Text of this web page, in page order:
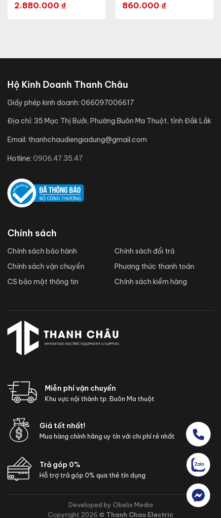
2.880.000 ₫ 860.000 ₫
Hộ Kinh Doanh Thanh Châu
Giấy phép kinh doanh: 066097006617
Địa chỉ: 35 Mạc Thị Bưởi, Phường Buôn Ma Thuột, tỉnh Đắk Lắk
Email: thanhchaudiengiadung@gmail.com
Hotline: 0906.47.35.47
Chính sách
Chính sách bảo hành
Chính sách vận chuyển
CS bảo mật thông tin
Chính sách đổi trả
Phương thức thanh toán
Chính sách kiểm hàng
Miễn phí vận chuyển
Khu vực nội thành tp. Buôn Ma thuột
Giá tốt nhất!
Mua hàng chính hãng uy tín với chi phí rẻ nhất
Trả góp 0%
Hỗ trợ trả góp 0% qua thẻ tín dụng
Developed by Obelix Media
Copyright 2026 © Thanh Chau Electric